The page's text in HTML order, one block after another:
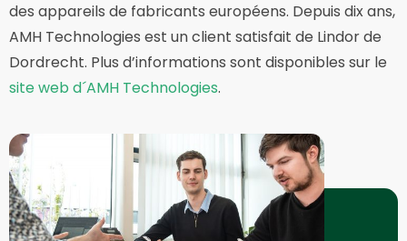
des appareils de fabricants européens. Depuis dix ans,
AMH Technologies est un client satisfait de Lindor de
Dordrecht. Plus d’informations sont disponibles sur le
site web d´AMH Technologies.